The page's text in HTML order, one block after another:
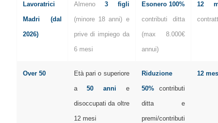
Lavoratrici
Madri (dal
2026)
Almeno3 figli
(minore 18 anni) e
prive di impiego da
6 mesi
Esonero 100%
contributi ditta
(max 8.000€
annui)
12
Over 50 Età pari o superiore
a50 anni e
disoccupati da oltre
12 mesi
Riduzione
50%contributi
ditta e
premi/contributi
12